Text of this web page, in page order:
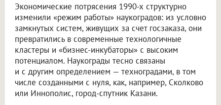
Экономические потрясения 1990-х структурно
изменили «режим работы» наукоградов: из условно
замкнутых систем, живущих за счет госзаказа, они
превратились в современные технологичные
кластеры и «бизнес-инкубаторы» с высоким
потенциалом. Наукограды тесно связаны
и с другим определением — техноградами, в том
числе созданными с нуля, как, например, Сколково
или Иннополис, город-спутник Казани.